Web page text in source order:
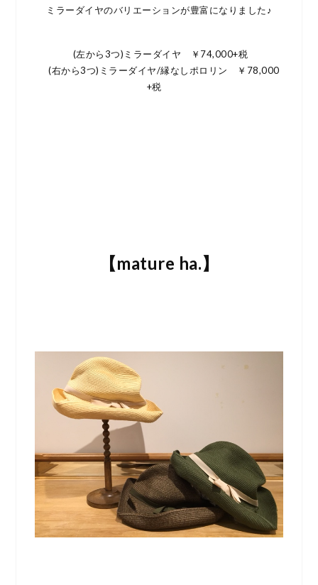
ミラーダイヤのバリエーションが豊富になりました♪
(左から3つ)ミラーダイヤ ￥74,000+税
(右から3つ)ミラーダイヤ/縁なしポロリン ￥78,000
+税
【mature ha.】